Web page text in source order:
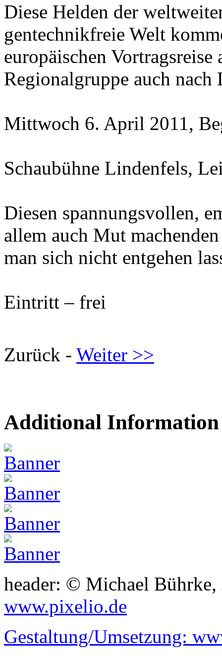
Diese Helden der
gentechnikfreie Welt
europäischen
Regionalgruppe auch nach
Mittwoch 6. April 2011,
Schaubühne Lindenfels,
Diesen spannungsvollen,
allem auch Mut
man sich nicht entgehen
Eintritt – frei
Zurück - Weiter >>
Additional Information
header: © Michael
www.pixelio.de
Gestaltung/Umsetzung: